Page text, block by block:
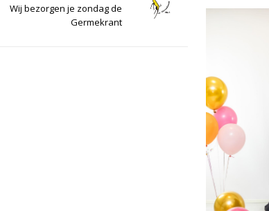
Wij bezorgen je zondag de
Germekrant